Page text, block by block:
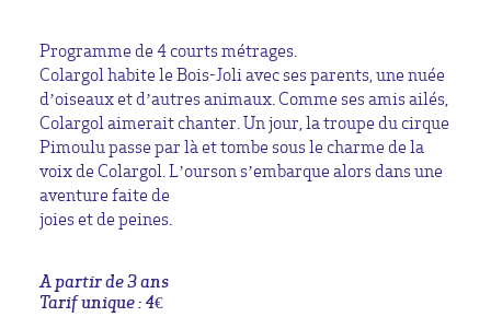
Programme de 4 courts métrages.
Colargol habite le Bois-Joli avec ses parents, une nuée
d’oiseaux et d’autres animaux. Comme ses amis ailés,
Colargol aimerait chanter. Un jour, la troupe du cirque
Pimoulu passe par là et tombe sous le charme de la
voix de Colargol. L’ourson s’embarque alors dans une
aventure faite de
joies et de peines.
A partir de 3 ans
Tarif unique : 4€